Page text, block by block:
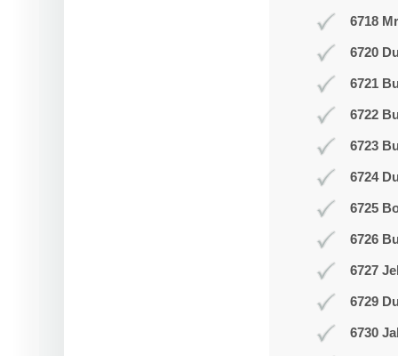
6718
6720
6721
6722
6723
6724
6725
6726
6727
6729
6730